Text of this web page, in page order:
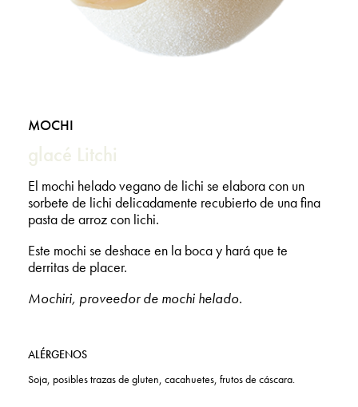
MOCHI
glacé Litchi
El mochi helado vegano de lichi se elabora con un
sorbete de lichi delicadamente recubierto de una fina
pasta de arroz con lichi.
Este mochi se deshace en la boca y hará que te
derritas de placer.
Mochiri, proveedor de mochi helado.
ALÉRGENOS
Soja, posibles trazas de gluten, cacahuetes, frutos de cáscara.